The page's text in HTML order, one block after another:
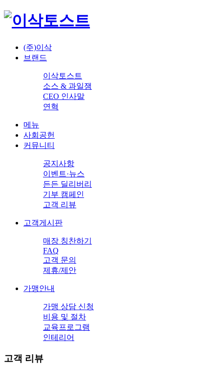
(주)이삭
브랜드
이삭토스트
소스 & 과일잼
CEO 인사말
연혁
메뉴
사회공헌
커뮤니티
공지사항
이벤트·뉴스
든든 딜리버리
기부 캠페인
고객 리뷰
고객게시판
매장 칭찬하기
FAQ
고객 문의
제휴/제안
가맹안내
가맹 상담 신청
비용 및 절차
교육프로그램
인테리어
고객 리뷰